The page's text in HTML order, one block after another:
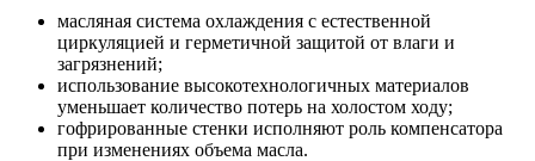
масляная система охлаждения с естественной
циркуляцией и герметичной защитой от влаги и
загрязнений;
использование высокотехнологичных материалов
уменьшает количество потерь на холостом ходу;
гофрированные стенки исполняют роль компенсатора
при изменениях объема масла.